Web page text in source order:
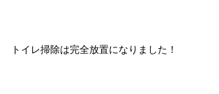
トイレ掃除は完全放置になりました！